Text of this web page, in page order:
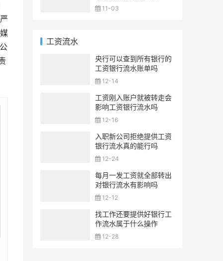
11-03
工资流水
央行可以查到所有银行的
工资银行流水账单吗
12-14
工资刚入账户就被转走会
影响工资银行流水吗
12-16
入职新公司拒绝提供工资
银行流水真的能行吗
12-24
每月一发工资就全部转出
对银行流水有影响吗
12-12
找工作还要提供好银行工
作流水属于什么操作
12-28